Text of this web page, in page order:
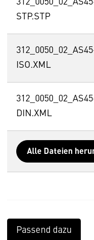
STP.STP
ISO.XML
DIN.XML
Alle Dateien
Passend dazu